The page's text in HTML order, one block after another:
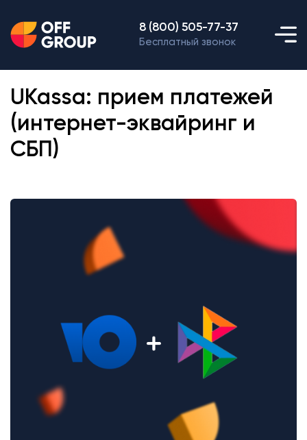
8 (800) 505-77-37
Бесплатный звонок
UKassa: прием платежей
(интернет-эквайринг и
СБП)